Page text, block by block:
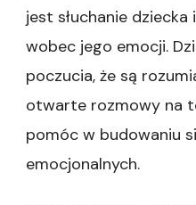
jest słuchanie
wobec jego emocji.
poczucia, że są
otwarte rozmowy na
pomóc w budowaniu
emocjonalnych.